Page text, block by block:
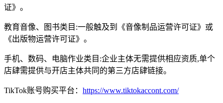
证》。
教育音像、图书类目:一般触及到《音像制品运营许可证》或
《出版物运营许可证》。
手机、数码、电脑作业类目:企业主体无需提供相应资质,单个
店肆需提供与开店主体共同的第三方店肆链接。
TikTok账号购买平台： https://www.tiktokaccont.com/